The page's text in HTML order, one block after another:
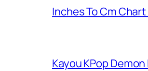
Inches To Cm
Kayou KPop